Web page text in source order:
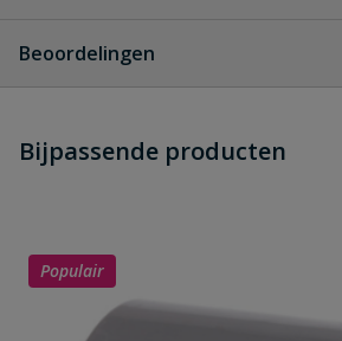
dit product?
Beoordelingen
Schrijf zelf een beoordeling
Uw waardering:
Bijpassende producten
Populair